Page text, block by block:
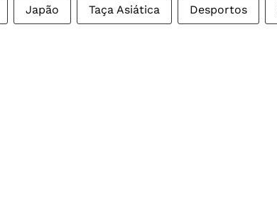
Japão Taça Asiática Desportos